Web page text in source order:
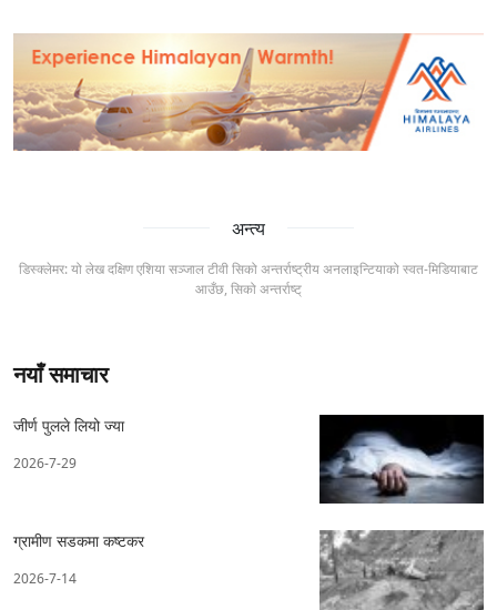
अन्त्य
डिस्क्लेमर: यो लेख दक्षिण एशिया सञ्जाल टीवी सिको अन्तर्राष्ट्रीय अनलाइन्टियाको स्वत-मिडियाबाट
आउँछ, सिको अन्तर्राष्ट्
नयाँ समाचार
जीर्ण पुलले लियो ज्या
2026-7-29
ग्रामीण सडकमा कष्टकर
2026-7-14